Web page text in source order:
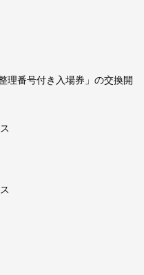
理番号付き入場券」の交換開